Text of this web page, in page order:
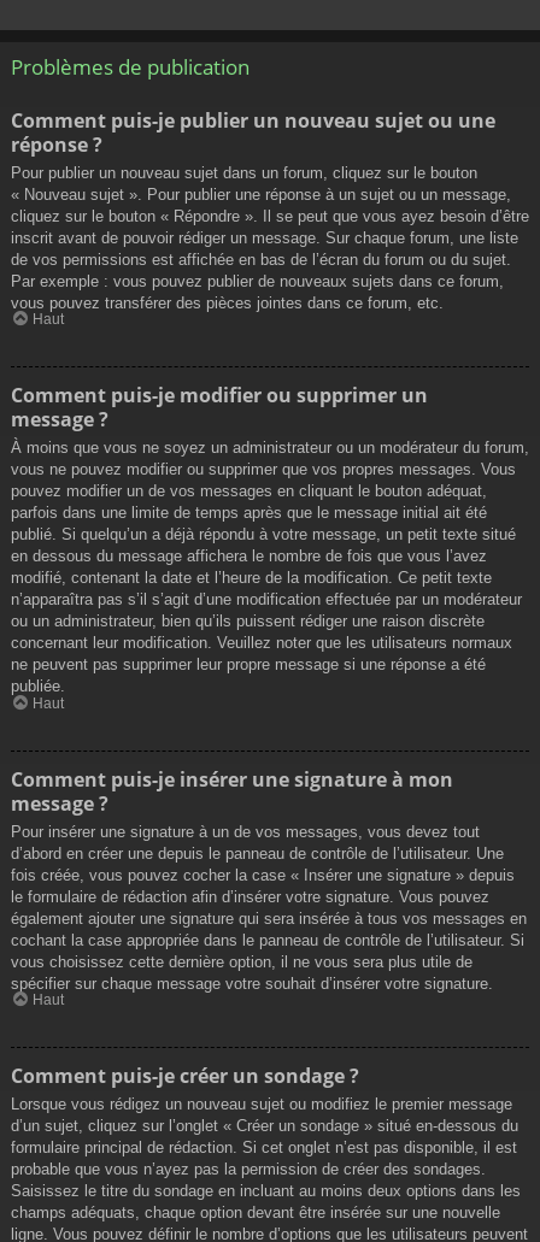
Problèmes de publication
Comment puis-je publier un nouveau sujet ou une
réponse ?
Pour publier un nouveau sujet dans un forum, cliquez sur le bouton
« Nouveau sujet ». Pour publier une réponse à un sujet ou un message,
cliquez sur le bouton « Répondre ». Il se peut que vous ayez besoin d’être
inscrit avant de pouvoir rédiger un message. Sur chaque forum, une liste
de vos permissions est affichée en bas de l’écran du forum ou du sujet.
Par exemple : vous pouvez publier de nouveaux sujets dans ce forum,
vous pouvez transférer des pièces jointes dans ce forum, etc.
Haut
Comment puis-je modifier ou supprimer un
message ?
À moins que vous ne soyez un administrateur ou un modérateur du forum,
vous ne pouvez modifier ou supprimer que vos propres messages. Vous
pouvez modifier un de vos messages en cliquant le bouton adéquat,
parfois dans une limite de temps après que le message initial ait été
publié. Si quelqu’un a déjà répondu à votre message, un petit texte situé
en dessous du message affichera le nombre de fois que vous l’avez
modifié, contenant la date et l’heure de la modification. Ce petit texte
n’apparaîtra pas s’il s’agit d’une modification effectuée par un modérateur
ou un administrateur, bien qu’ils puissent rédiger une raison discrète
concernant leur modification. Veuillez noter que les utilisateurs normaux
ne peuvent pas supprimer leur propre message si une réponse a été
publiée.
Haut
Comment puis-je insérer une signature à mon
message ?
Pour insérer une signature à un de vos messages, vous devez tout
d’abord en créer une depuis le panneau de contrôle de l’utilisateur. Une
fois créée, vous pouvez cocher la case « Insérer une signature » depuis
le formulaire de rédaction afin d’insérer votre signature. Vous pouvez
également ajouter une signature qui sera insérée à tous vos messages en
cochant la case appropriée dans le panneau de contrôle de l’utilisateur. Si
vous choisissez cette dernière option, il ne vous sera plus utile de
spécifier sur chaque message votre souhait d’insérer votre signature.
Haut
Comment puis-je créer un sondage ?
Lorsque vous rédigez un nouveau sujet ou modifiez le premier message
d’un sujet, cliquez sur l’onglet « Créer un sondage » situé en-dessous du
formulaire principal de rédaction. Si cet onglet n’est pas disponible, il est
probable que vous n’ayez pas la permission de créer des sondages.
Saisissez le titre du sondage en incluant au moins deux options dans les
champs adéquats, chaque option devant être insérée sur une nouvelle
ligne. Vous pouvez définir le nombre d’options que les utilisateurs peuvent